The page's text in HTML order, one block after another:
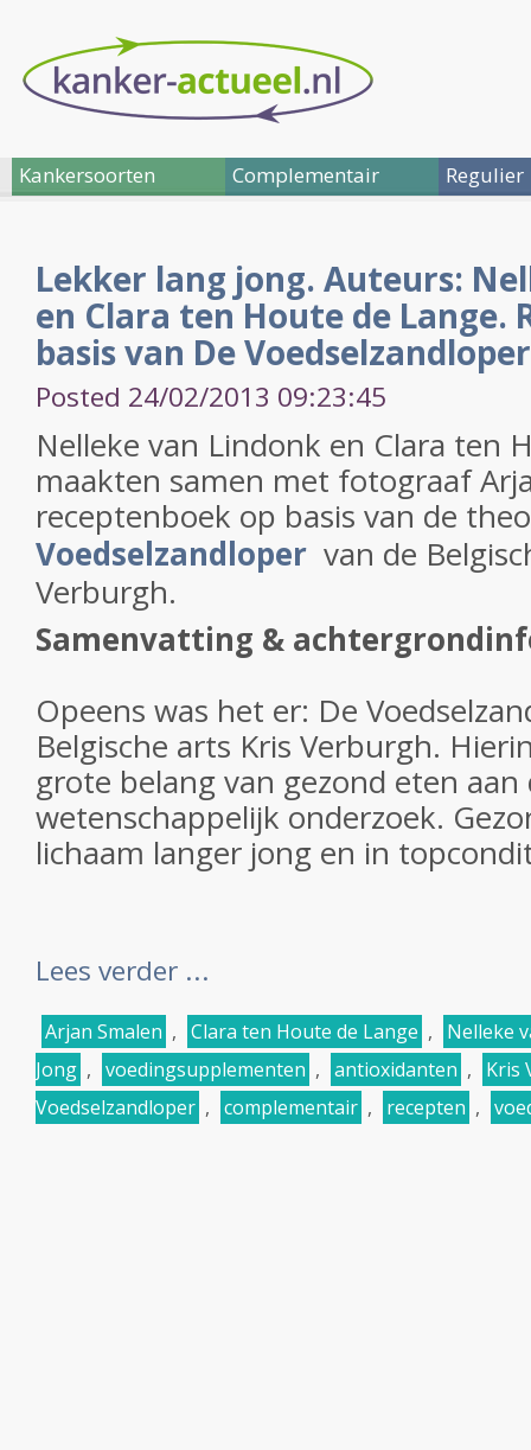
Kankersoorten Complementair Regulier
Lekker lang jong. Auteurs:
en Clara ten Houte de Lange.
basis van De Voedselzandloper
Posted 24/02/2013 09:23:45
Nelleke van Lindonk en Clara ten
maakten samen met fotograaf
receptenboek op basis van de
Voedselzandloper van de
Verburgh.
Samenvatting &
Opeens was het er: De
Belgische arts Kris Verburgh.
grote belang van gezond eten aan
wetenschappelijk onderzoek.
lichaam langer jong en in
Lees verder ...
Arjan Smalen , Clara ten Houte de Lange ,
Nelleke
Jong , voedingsupplementen , antioxidanten ,
Kris
Voedselzandloper , complementair , recepten ,